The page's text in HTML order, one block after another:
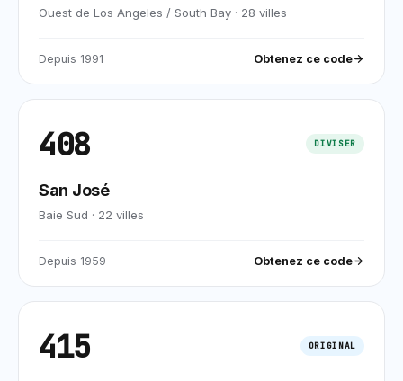
Ouest de Los Angeles / South Bay · 28 villes
Depuis 1991 Obtenez ce code
408 DIVISER
San José
Baie Sud · 22 villes
Depuis 1959 Obtenez ce code
415 ORIGINAL